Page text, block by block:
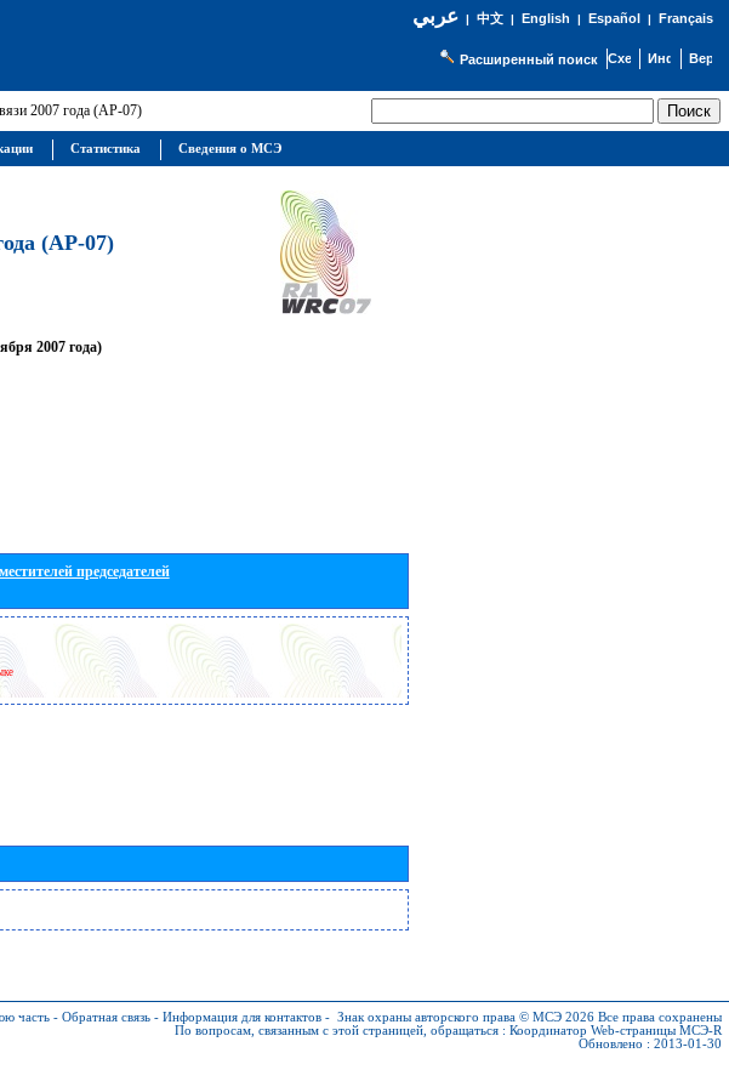
عربي| 中文| English | Español | Français
Расширенный поиск
2007 года (АР-07)
(АР-07)
2007 года)
председателей
часть - Обратная связь - Информация для контактов - Знак охраны авторского права © МСЭ 2026 Все права сохранены
По вопросам, связанным с этой страницей, обращаться : Координатор Web-страницы МСЭ-R
Обновлено : 2013-01-30
Статистика Сведения о МСЭ